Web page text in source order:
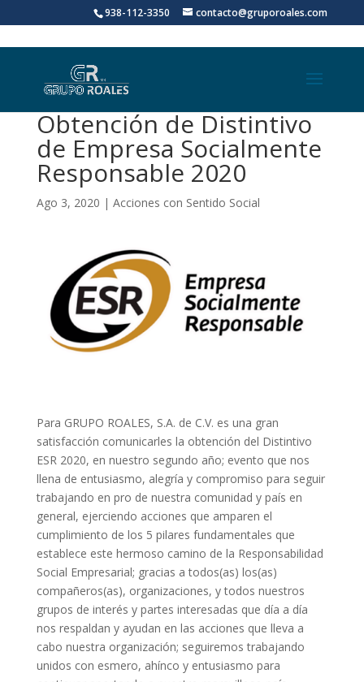
938-112-3350 contacto@gruporoales.com
Obtención de Distintivo
de Empresa Socialmente
Responsable 2020
Ago 3, 2020 | Acciones con Sentido Social
Para GRUPO ROALES, S.A. de C.V. es una gran
satisfacción comunicarles la obtención del Distintivo
ESR 2020, en nuestro segundo año; evento que nos
llena de entusiasmo, alegría y compromiso para seguir
trabajando en pro de nuestra comunidad y país en
general, ejerciendo acciones que amparen el
cumplimiento de los 5 pilares fundamentales que
establece este hermoso camino de la Responsabilidad
Social Empresarial; gracias a todos(as) los(as)
compañeros(as), organizaciones, y todos nuestros
grupos de interés y partes interesadas que día a día
nos respaldan y ayudan en las acciones que lleva a
cabo nuestra organización; seguiremos trabajando
unidos con esmero, ahínco y entusiasmo para